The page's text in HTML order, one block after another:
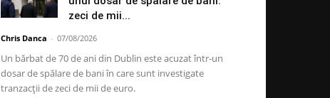
zeci de mii...
Chris Danca - 07/08/2026
Un bărbat de 70 de ani din Dublin este acuzat într-un
dosar de spălare de bani în care sunt investigate
tranzacții de zeci de mii de euro.